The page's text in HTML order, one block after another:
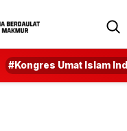
#Kongres Umat Islam